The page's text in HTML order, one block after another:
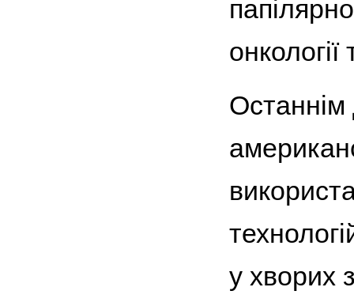
Останнім
у хворих